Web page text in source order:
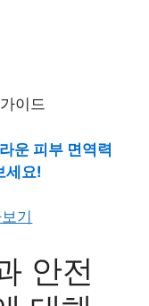
운 피부 면역력
세요!
기
안전